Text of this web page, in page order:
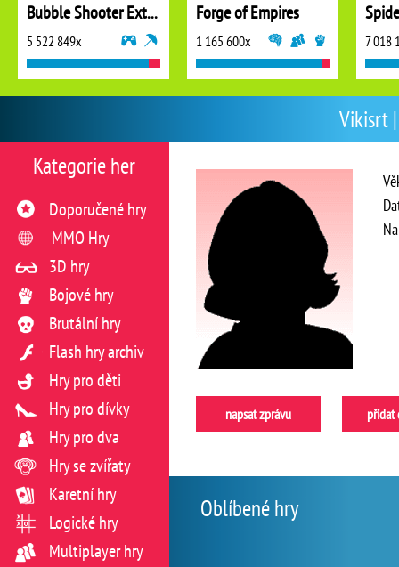
Vikisrt
napsat zprávu přidat
Oblíbené hry
Kategorie her
Doporučené hry
MMO Hry
3D hry
Bojové hry
Brutální hry
Flash hry archiv
Hry pro děti
Hry pro dívky
Hry pro dva
Hry se zvířaty
Karetní hry
Logické hry
Multiplayer hry
Bubble Shooter Extreme
5 522 849x
Forge of Empires
1 165 600x 7 018